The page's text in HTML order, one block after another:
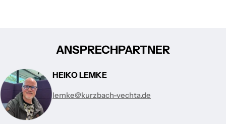
ANSPRECHPARTNER
HEIKO LEMKE
lemke@kurzbach-vechta.de